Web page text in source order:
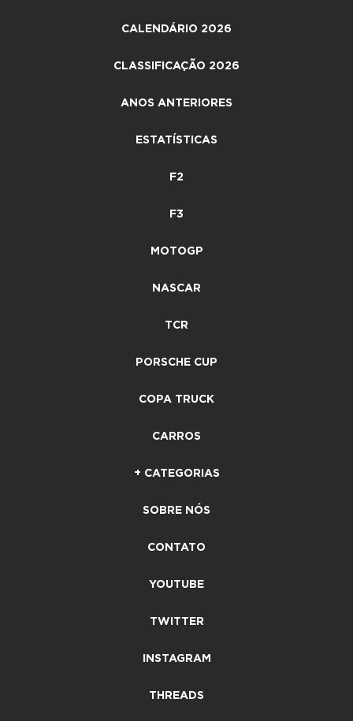
CALENDÁRIO 2026
CLASSIFICAÇÃO 2026
ANOS ANTERIORES
ESTATÍSTICAS
F2
F3
MOTOGP
NASCAR
TCR
PORSCHE CUP
COPA TRUCK
CARROS
+ CATEGORIAS
SOBRE NÓS
CONTATO
YOUTUBE
TWITTER
INSTAGRAM
THREADS